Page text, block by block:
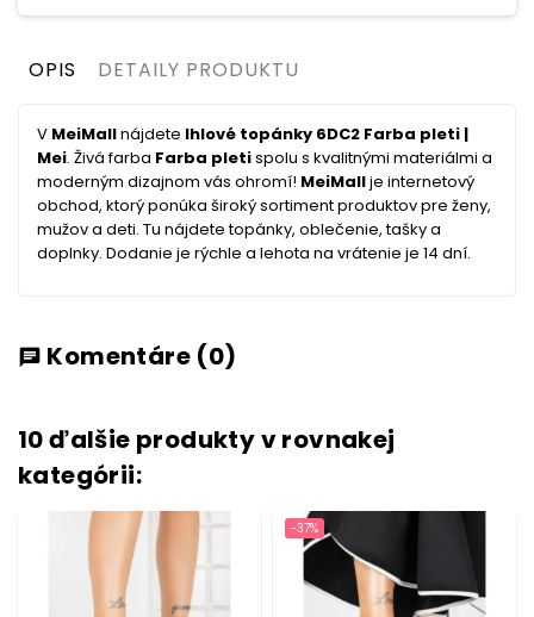
OPIS DETAILY PRODUKTU
V MeiMallnájdete Ihlové topánky 6DC2 Farba pleti |
Mei. Živá farba Farba pletispolu s kvalitnými materiálmi a
moderným dizajnom vás ohromí! MeiMallje internetový
obchod, ktorý ponúka široký sortiment produktov pre ženy,
mužov a deti. Tu nájdete topánky, oblečenie, tašky a
doplnky. Dodanie je rýchle a lehota na vrátenie je 14 dní.
chat Komentáre (0)
10 ďalšie produkty v rovnakej
kategórii:
-37%